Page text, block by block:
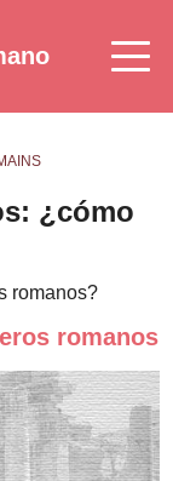
¿cómo
romanos?
romanos